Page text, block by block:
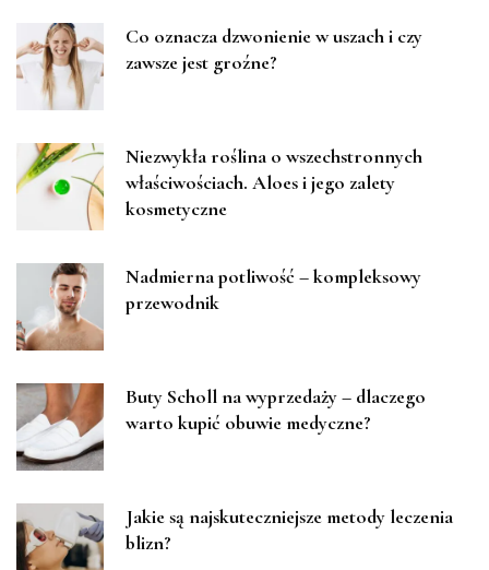
Co oznacza dzwonienie w uszach i czy
zawsze jest groźne?
Niezwykła roślina o wszechstronnych
właściwościach. Aloes i jego zalety
kosmetyczne
Nadmierna potliwość – kompleksowy
przewodnik
Buty Scholl na wyprzedaży – dlaczego
warto kupić obuwie medyczne?
Jakie są najskuteczniejsze metody leczenia
blizn?